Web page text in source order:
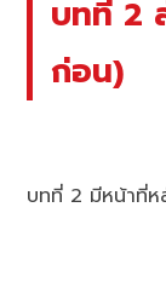
บทที่ 2
ก่อน)
บทที่ 2 มีหน้าที่